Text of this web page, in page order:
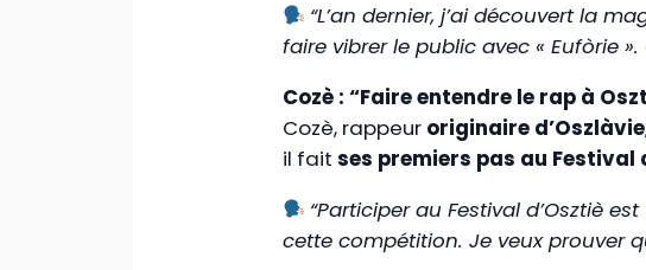
“L’an dernier, j’ai découvert la
faire vibrer le public avec « Eufòrie
Cozè : “Faire entendre le rap à
Cozè, rappeur originaire d’Oszlàvie
il fait ses premiers pas au Festival
“Participer au Festival d’Osztiè
cette compétition. Je veux prouver